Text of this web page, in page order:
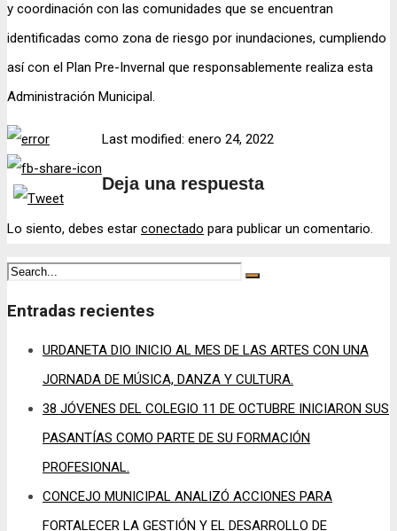
y coordinación con las comunidades que se encuentran
identificadas como zona de riesgo por inundaciones, cumpliendo
así con el Plan Pre-Invernal que responsablemente realiza esta
Administración Municipal.
Last modified: enero 24, 2022
Deja una respuesta
Lo siento, debes estar conectado para publicar un comentario.
Entradas recientes
URDANETA DIO INICIO AL MES DE LAS ARTES CON UNA
JORNADA DE MÚSICA, DANZA Y CULTURA.
38 JÓVENES DEL COLEGIO 11 DE OCTUBRE INICIARON SUS
PASANTÍAS COMO PARTE DE SU FORMACIÓN
PROFESIONAL.
CONCEJO MUNICIPAL ANALIZÓ ACCIONES PARA
FORTALECER LA GESTIÓN Y EL DESARROLLO DE